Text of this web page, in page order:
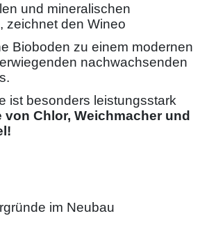
und mineralischen
zeichnet den Wineo
Bioboden zu einem modernen
nachwachsenden
ist besonders leistungsstark
von Chlor, Weichmacher und
im Neubau